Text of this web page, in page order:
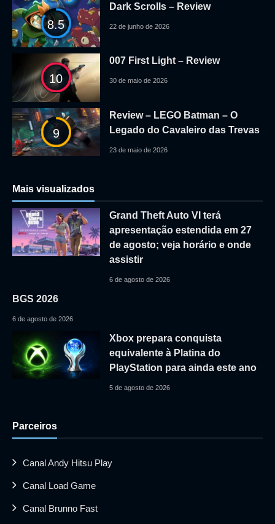
8.5
Dark Scrolls – Review
22 de junho de 2026
10
007 First Light – Review
30 de maio de 2026
9
Review – LEGO Batman – O
Legado do Cavaleiro das Trevas
23 de maio de 2026
Mais visualizados
Grand Theft Auto VI terá
apresentação estendida em 27
de agosto; veja horário e onde
assistir
6 de agosto de 2026
BGS 2026
6 de agosto de 2026
Xbox prepara conquista
equivalente à Platina do
PlayStation para ainda este ano
5 de agosto de 2026
Parceiros
Canal Andy Hitsu Play
Canal Load Game
Canal Brunno Fast